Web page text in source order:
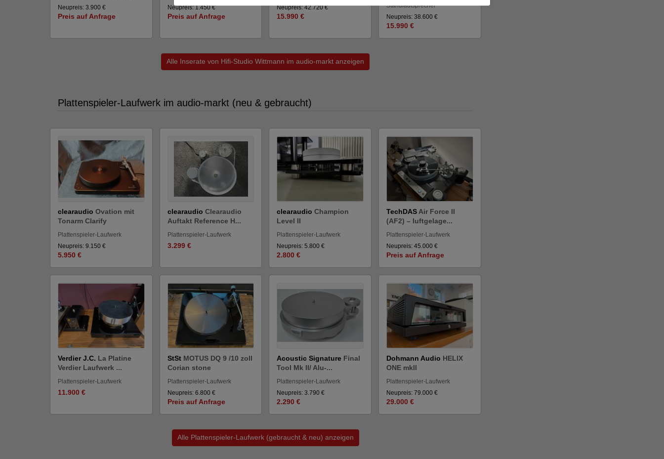
Neupreis: 3.900 €
Preis auf Anfrage
Neupreis: 1.450 €
Preis auf Anfrage
Neupreis: 42.720 €
15.990 €
Standlautsprecher
Neupreis: 38.600 €
15.990 €
Alle Inserate von Hifi-Studio Wittmann im audio-markt anzeigen
Plattenspieler-Laufwerk im audio-markt (neu & gebraucht)
clearaudio Ovation mit
Tonarm Clarify
Plattenspieler-Laufwerk
Neupreis: 9.150 €
5.950 €
clearaudio Clearaudio
Auftakt Reference H...
Plattenspieler-Laufwerk
3.299 €
clearaudioChampion
Level II
Plattenspieler-Laufwerk
Neupreis: 5.800 €
2.800 €
TechDAS Air Force II
(AF2) – luftgelage...
Plattenspieler-Laufwerk
Neupreis: 45.000 €
Preis auf Anfrage
Verdier J.C. La Platine
Verdier Laufwerk ...
Plattenspieler-Laufwerk
11.900 €
StSt MOTUS DQ 9 /10 zoll
Corian stone
Plattenspieler-Laufwerk
Neupreis: 6.800 €
Preis auf Anfrage
Acoustic Signature Final
Tool Mk II/ Alu-...
Plattenspieler-Laufwerk
Neupreis: 3.790 €
2.290 €
Dohmann Audio HELIX
ONE mkII
Plattenspieler-Laufwerk
Neupreis: 79.000 €
29.000 €
Alle Plattenspieler-Laufwerk (gebraucht & neu) anzeigen